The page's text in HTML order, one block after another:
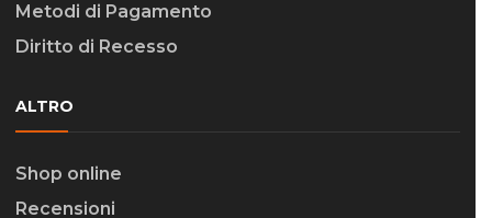
Metodi di Pagamento
Diritto di Recesso
ALTRO
Shop online
Recensioni